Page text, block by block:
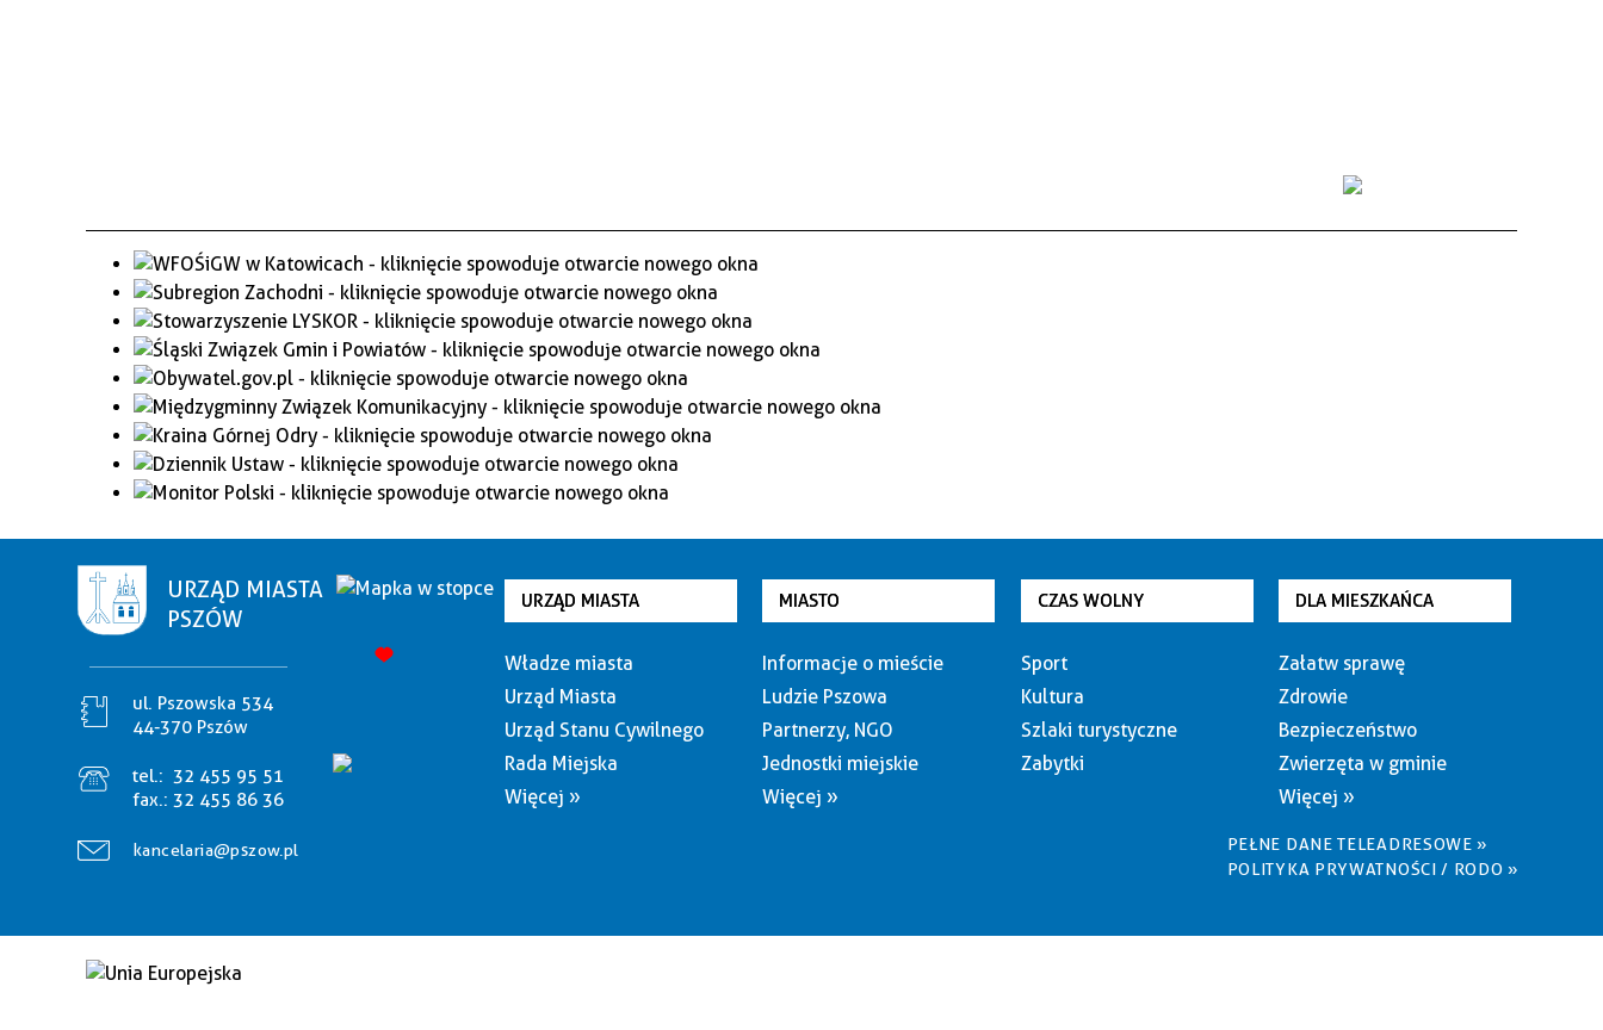
URZĄD MIASTA
PSZÓW
ul. Pszowska 534
44-370 Pszów
tel.: 32 455 95 51
fax.: 32 455 86 36
kancelaria@pszow.pl
URZĄD MIASTA
Władze miasta
Urząd Miasta
Urząd Stanu Cywilnego
Rada Miejska
Więcej »
MIASTO
Informacje o mieście
Ludzie Pszowa
Partnerzy, NGO
Jednostki miejskie
Więcej »
CZAS WOLNY
Sport
Kultura
Szlaki turystyczne
Zabytki
DLA MIESZKAŃCA
Załatw sprawę
Zdrowie
Bezpieczeństwo
Zwierzęta w gminie
Więcej »
PEŁNE DANE TELEADRESOWE »
POLITYKA PRYWATNOŚCI / RODO »